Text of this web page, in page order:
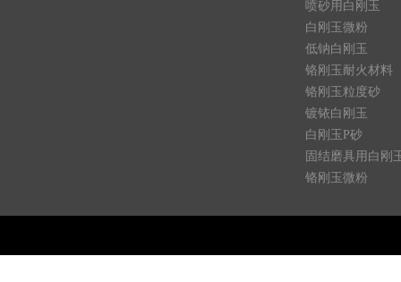
喷砂用白刚玉
白刚玉微粉
低钠白刚玉
铬刚玉耐火材料
铬刚玉粒度砂
镀铱白刚玉
白刚玉P砂
固结磨具用白刚
铬刚玉微粉